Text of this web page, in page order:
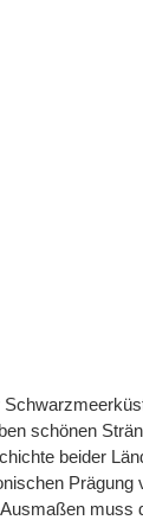
schönen
beider